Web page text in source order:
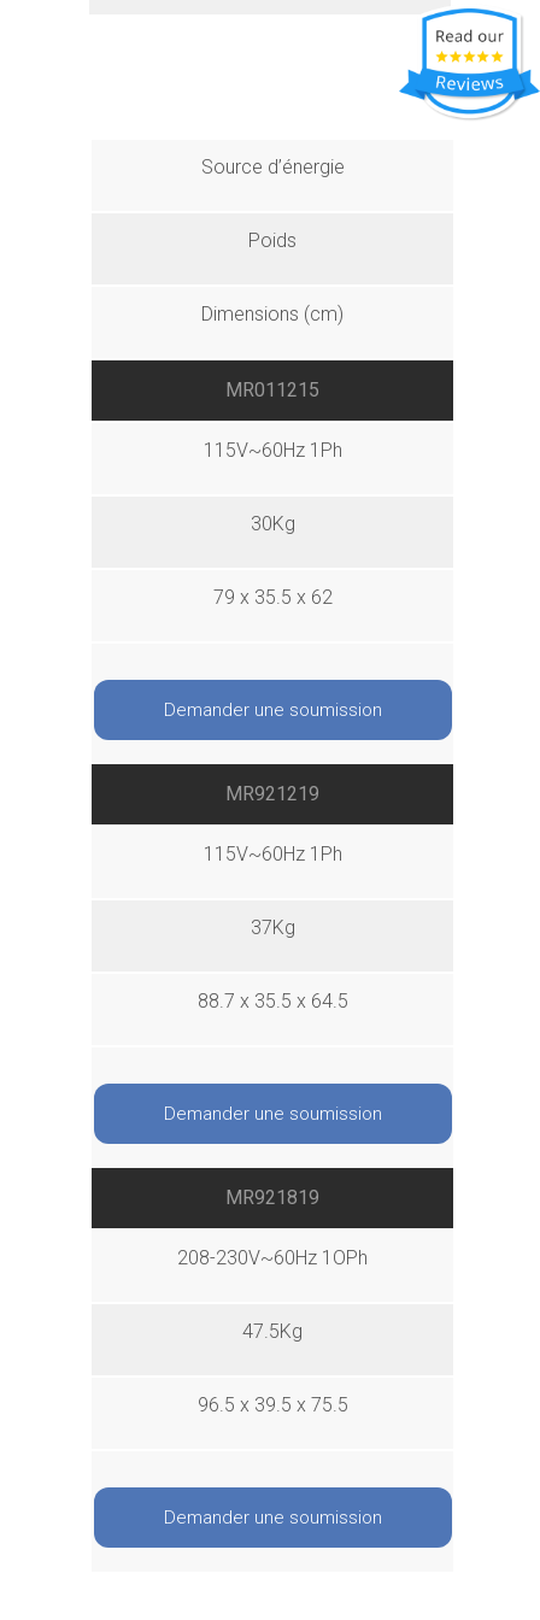
Source d’énergie
Poids
Dimensions (cm)
MR011215
115V~60Hz 1Ph
30Kg
79 x 35.5 x 62
Demander une soumission
MR921219
115V~60Hz 1Ph
37Kg
88.7 x 35.5 x 64.5
Demander une soumission
MR921819
208-230V~60Hz 1OPh
47.5Kg
96.5 x 39.5 x 75.5
Demander une soumission